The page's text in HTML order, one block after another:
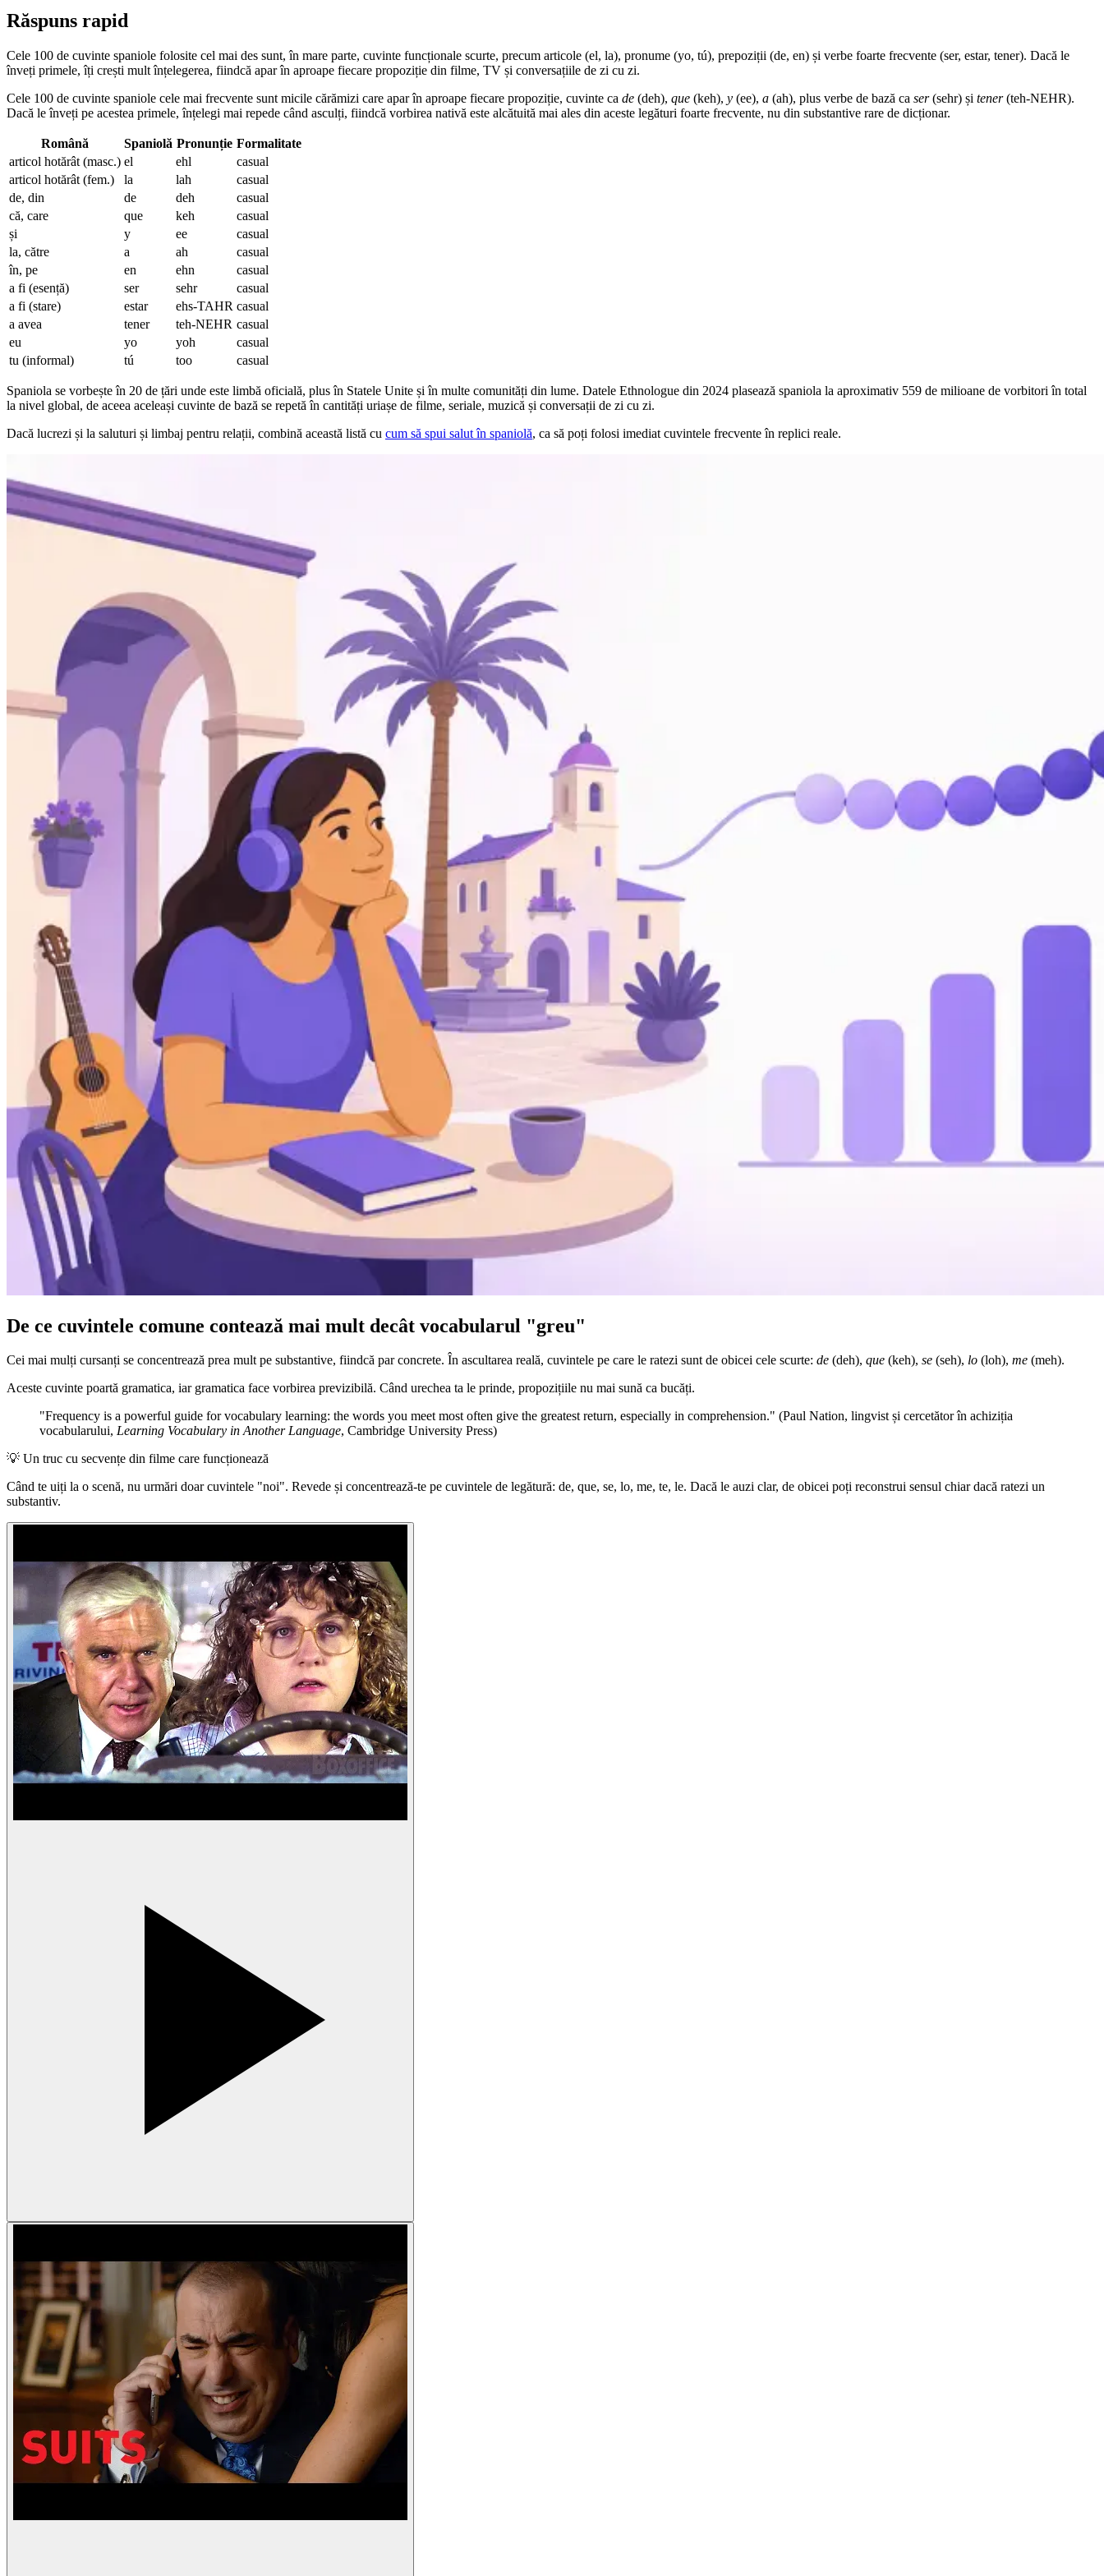
Răspuns rapid
Cele 100 de cuvinte spaniole folosite cel mai des sunt, în mare parte, cuvinte funcționale scurte, precum articole (el, la), pronume (yo, tú), prepoziții (de, en) și verbe foarte frecvente (ser, estar, tener). Dacă le
înveți primele, îți crești mult înțelegerea, fiindcă apar în aproape fiecare propoziție din filme, TV și conversațiile de zi cu zi.
Cele 100 de cuvinte spaniole cele mai frecvente sunt micile cărămizi care apar în aproape fiecare propoziție, cuvinte ca de (deh), que (keh), y (ee), a (ah), plus verbe de bază ca ser(sehr) și tener(teh-NEHR).
Dacă le înveți pe acestea primele, înțelegi mai repede când asculți, fiindcă vorbirea nativă este alcătuită mai ales din aceste legături foarte frecvente, nu din substantive rare de dicționar.
Română Spaniolă Pronunție Formalitate
articol hotărât (masc.) el ehl
casual
articol hotărât (fem.)
la lah
casual
de, din
de deh
casual
că, care
que keh
casual
și
y ee
casual
la, către
a ah
casual
în, pe
en ehn
casual
a fi (esență)
ser sehr
casual
a fi (stare)
estar ehs-TAHR casual
a avea
tener teh-NEHR casual
eu
yo yoh
casual
tu (informal)
tú too casual
Spaniola se vorbește în 20 de țări unde este limbă oficială, plus în Statele Unite și în multe comunități din lume. Datele Ethnologue din 2024 plasează spaniola la aproximativ 559 de milioane de vorbitori în total
la nivel global, de aceea aceleași cuvinte de bază se repetă în cantități uriașe de filme, seriale, muzică și conversații de zi cu zi.
Dacă lucrezi și la saluturi și limbaj pentru relații, combină această listă cu cum să spui salut în spaniolă, ca să poți folosi imediat cuvintele frecvente în replici reale.
De ce cuvintele comune contează mai mult decât vocabularul "greu"
Cei mai mulți cursanți se concentrează prea mult pe substantive, fiindcă par concrete. În ascultarea reală, cuvintele pe care le ratezi sunt de obicei cele scurte: de (deh), que (keh), se (seh), lo (loh), me (meh).
Aceste cuvinte poartă gramatica, iar gramatica face vorbirea previzibilă. Când urechea ta le prinde, propozițiile nu mai sună ca bucăți.
"Frequency is a powerful guide for vocabulary learning: the words you meet most often give the greatest return, especially in comprehension." (Paul Nation, lingvist și cercetător în achiziția
vocabularului, Learning Vocabulary in Another Language, Cambridge University Press)
💡 Un truc cu secvențe din filme care funcționează
Când te uiți la o scenă, nu urmări doar cuvintele "noi". Revede și concentrează-te pe cuvintele de legătură: de, que, se, lo, me, te, le. Dacă le auzi clar, de obicei poți reconstrui sensul chiar dacă ratezi un
substantiv.